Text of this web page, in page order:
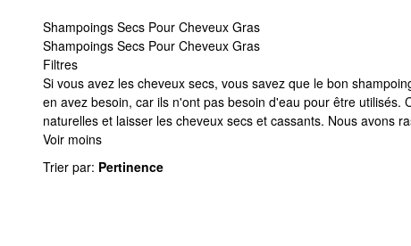
Shampoings Secs Pour Cheveux Gras
Shampoings Secs Pour Cheveux Gras
Filtres
Shampoings Secs Pour Cheveux Gras
Si vous avez les cheveux secs, vous savez que le bon
en avez besoin, car ils n'ont pas besoin d'eau pour être
naturelles et laisser les cheveux secs et cassants. Nous avons
Voir moins
Trier par: Pertinence